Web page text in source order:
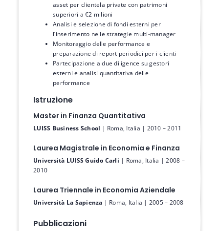
asset per clientela private con patrimoni
superiori a €2 milioni
Analisi e selezione di fondi esterni per
l’inserimento nelle strategie multi-manager
Monitoraggio delle performance e
preparazione di report periodici per i clienti
Partecipazione a due diligence su gestori
esterni e analisi quantitativa delle
performance
Istruzione
Master in Finanza Quantitativa
LUISS Business School | Roma, Italia | 2010 – 2011
Laurea Magistrale in Economia e Finanza
Università LUISS Guido Carli | Roma, Italia | 2008 –
2010
Laurea Triennale in Economia Aziendale
Università La Sapienza | Roma, Italia | 2005 – 2008
Pubblicazioni